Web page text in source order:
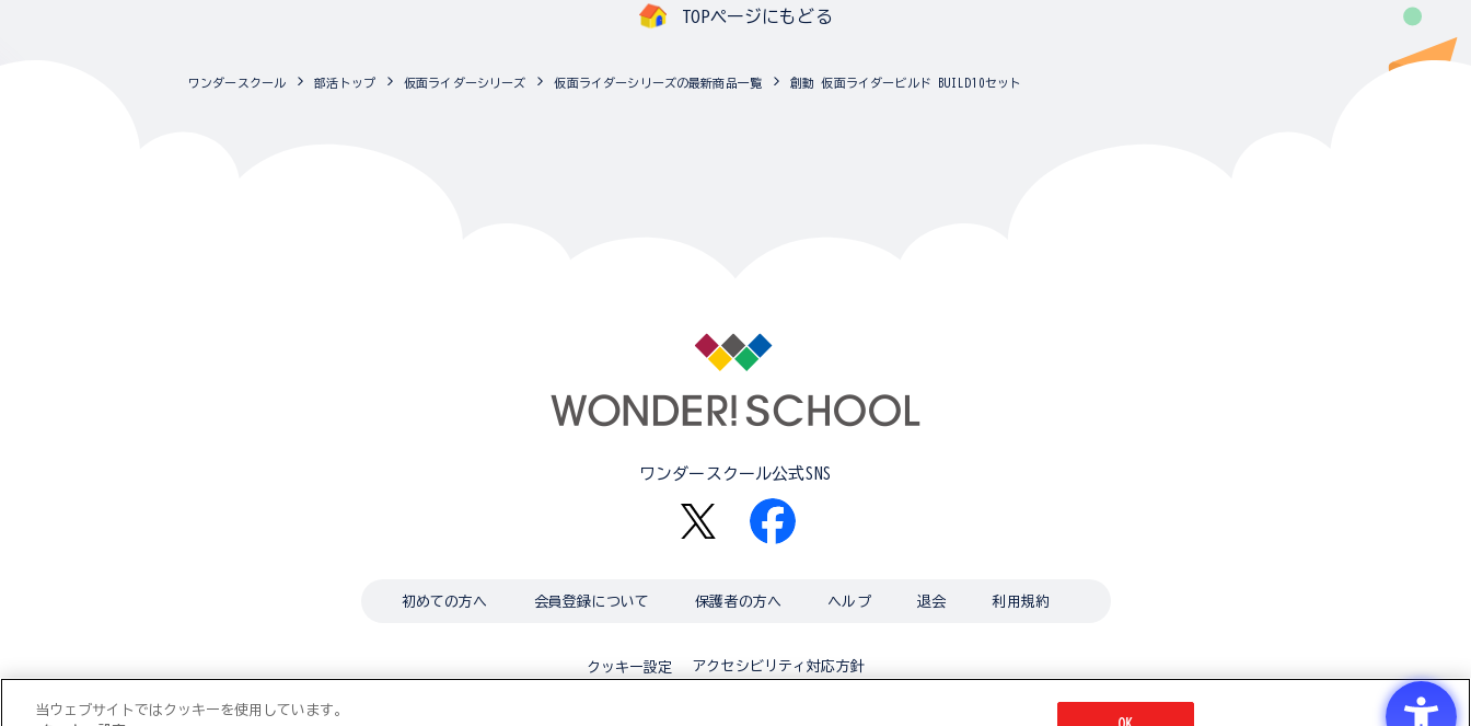
TOPページにもどる
ワンダースクール 部活トップ 仮面ライダーシリーズ 仮面ライダーシリーズの最新商品一覧 創動 仮面ライダービルド BUILD10セット
ワンダースクール公式SNS
初めての方へ 会員登録について 保護者の方へ ヘルプ 退会 利用規約
クッキー設定 アクセシビリティ対応方針
当ウェブサイトではクッキーを使用しています。